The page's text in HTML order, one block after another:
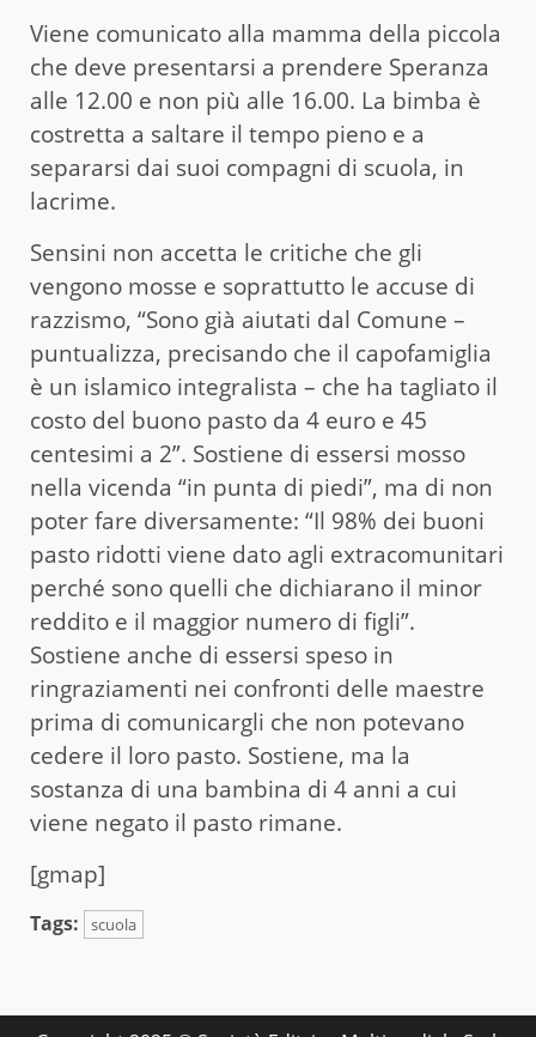
Viene comunicato alla mamma della piccola
che deve presentarsi a prendere Speranza
alle 12.00 e non più alle 16.00. La bimba è
costretta a saltare il tempo pieno e a
separarsi dai suoi compagni di scuola, in
lacrime.
Sensini non accetta le critiche che gli
vengono mosse e soprattutto le accuse di
razzismo, “Sono già aiutati dal Comune –
puntualizza, precisando che il capofamiglia
è un islamico integralista – che ha tagliato il
costo del buono pasto da 4 euro e 45
centesimi a 2”. Sostiene di essersi mosso
nella vicenda “in punta di piedi”, ma di non
poter fare diversamente: “Il 98% dei buoni
pasto ridotti viene dato agli extracomunitari
perché sono quelli che dichiarano il minor
reddito e il maggior numero di figli”.
Sostiene anche di essersi speso in
ringraziamenti nei confronti delle maestre
prima di comunicargli che non potevano
cedere il loro pasto. Sostiene, ma la
sostanza di una bambina di 4 anni a cui
viene negato il pasto rimane.
[gmap]
Tags: scuola